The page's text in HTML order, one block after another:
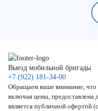
Выезд мобильной бригады
+7 (922) 181-34-00
Обращаем ваше внимание, что
включая цены, предоставлена
является публичной офертой